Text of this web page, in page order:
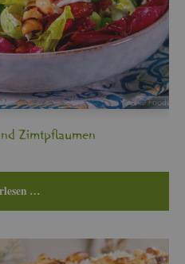
Zimt­pflau­men
…